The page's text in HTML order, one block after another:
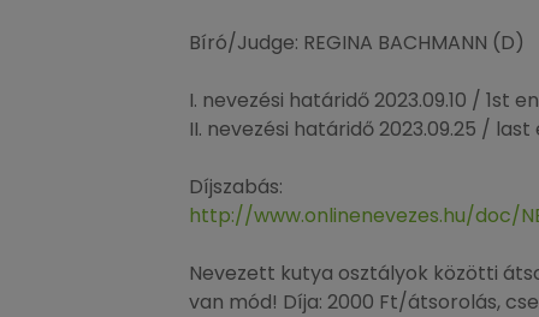
Bíró/Judge: REGINA BACHMANN (D)
I. nevezési határidő 2023.09.10 / 1st
II. nevezési határidő 2023.09.25 /
Díjszabás:
http://www.onlinenevezes.hu/doc/
Nevezett kutya osztályok közötti
van mód! Díja: 2000 Ft/átsorolás,